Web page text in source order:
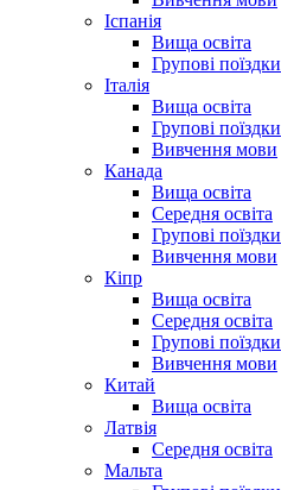
Іспанія
Вища освіта
Групові поїздки
Італія
Вища освіта
Групові поїздки
Вивчення мови
Канада
Вища освіта
Середня освіта
Групові поїздки
Вивчення мови
Кіпр
Вища освіта
Середня освіта
Групові поїздки
Вивчення мови
Китай
Вища освіта
Латвія
Середня освіта
Мальта